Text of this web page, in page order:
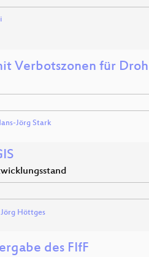
Verbotszonen für
Jörg Stark
Jörg Höttges
des FIfF